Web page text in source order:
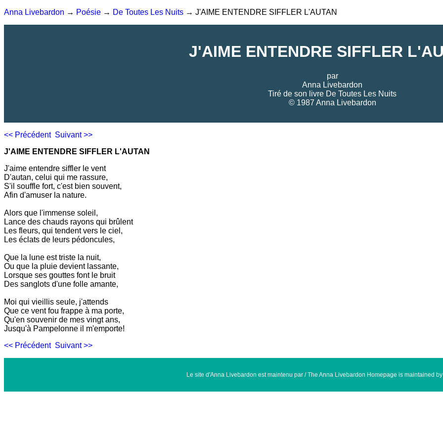
Anna Livebardon → Poésie → De Toutes Les Nuits → J'AIME ENTENDRE SIFFLER L'AUTAN
J'AIME ENTENDRE SIFFLER
par
Anna Livebardon
Tiré de son livre De Toutes Les Nuits
© 1987 Anna Livebardon
<< Précédent Suivant >>
J'AIME ENTENDRE SIFFLER L'AUTAN
J'aime entendre siffler le vent
D'autan, celui qui me rassure,
S'il souffle fort, c'est bien souvent,
Afin d'amuser la nature.
Alors que l'immense soleil,
Lance des chauds rayons qui brûlent
Les fleurs, qui tendent vers le ciel,
Les éclats de leurs pédoncules,
Que la lune est triste la nuit,
Ou que la pluie devient lassante,
Lorsque ses gouttes font le bruit
Des sanglots d'une folle amante,
Moi qui vieillis seule, j'attends
Que ce vent fou frappe à ma porte,
Qu'en souvenir de mes vingt ans,
Jusqu'à Pampelonne il m'emporte!
<< Précédent Suivant >>
Le site d'Anna Livebardon est maintenu par / The Anna Livebardon Homepage is maintained